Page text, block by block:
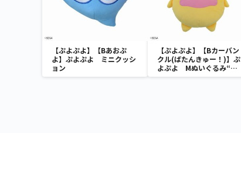
【ぷよぷよ】【Bあおぷ
よ】ぷよぷよ ミニクッシ
ョン
【ぷよぷよ】【Bカーバン
クル(ばたんきゅー！)】ぷ
よぷよ Mぬいぐるみ“カ
ーバンクル”